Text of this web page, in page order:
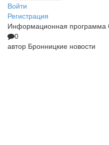
Войти
Регистрация
Информационная
0
автор Бронницкие новости